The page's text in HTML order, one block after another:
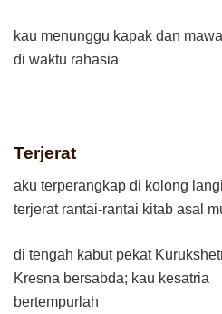
kau menunggu kapak dan
di waktu rahasia
Terjerat
aku terperangkap di kolong
terjerat rantai-rantai kitab asal
di tengah kabut pekat
Kresna bersabda; kau kesatria
bertempurlah